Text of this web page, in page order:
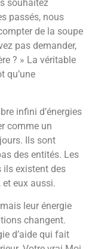
souhaitez
passés, nous
de la soupe
pas demander,
? » La véritable
qu’une
infini d’énergies
comme un
Ils sont
des entités. Les
ils existent des
eux aussi.
leur énergie
changent.
d’aide qui fait